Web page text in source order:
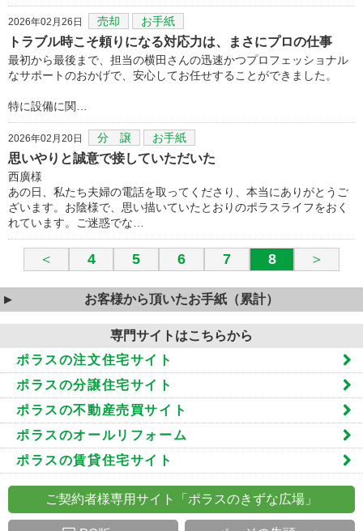
2026年02月26日 売却 お手紙
トラブル時こそ頼りになる対応力は、まさにプロの仕事
最初から最後まで、担当の横田さんの迅速かつプロフェッショナル
なサポートのおかげで、安心してお任せすることができました。
​特に設備に関…
2026年02月20日 分 譲 お手紙
思いやりと誠意で接していただいた
西廣様
あの日、私たち夫婦の電話を取ってくださり、本当にありがとうご
ざいます。お陰様で、思い描いていたとおりのポラスライフをおく
れています。ご迷惑でな…
＜ 4 5 6 7 8 ＞
お客様から頂いたお手紙（累計）
専門サイトはこちらから
ポラスの注文住宅サイト
ポラスの分譲住宅サイト
ポラスの不動産売買サイト
ポラスのオールリフォーム
ポラスの賃貸住宅サイト
ご契約者様専用サイト「ポラスのきずな広場」